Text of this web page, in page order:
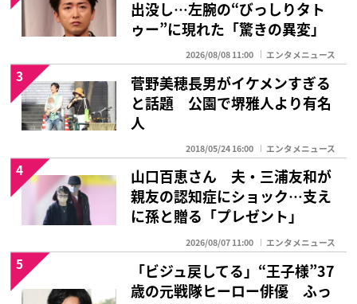
出没し…左腕の“びっしりタト
ゥー”に現れた「驚きの異変」
2026/08/08 11:00 エンタメニュース
菅野美穂長男がイケメンすぎる
と話題 公園で堺雅人より有名
人
2018/05/24 16:00 エンタメニュース
3
山口百恵さん 夫・三浦友和が
親友の認知症にショック…支え
に孫と贈る「プレゼント」
2026/08/07 11:00 エンタメニュース
4
「ビジュ戻してる」“王子様”37
歳の元戦隊ヒーロー俳優 ふっ
5